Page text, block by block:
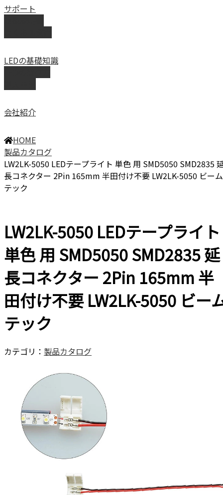
サポート
LEDの基礎知識
会社紹介
HOME
製品カタログ
LW2LK-5050 LEDテープライト 単色 用 SMD5050 SMD2835
長コネクター 2Pin 165mm 半田付け不要 LW2LK-5050 ビーム
テック
LW2LK-5050 LEDテープライト
単色 用 SMD5050 SMD2835 延
長コネクター 2Pin 165mm 半
田付け不要 LW2LK-5050 ビー
テック
カテゴリ： 製品カタログ